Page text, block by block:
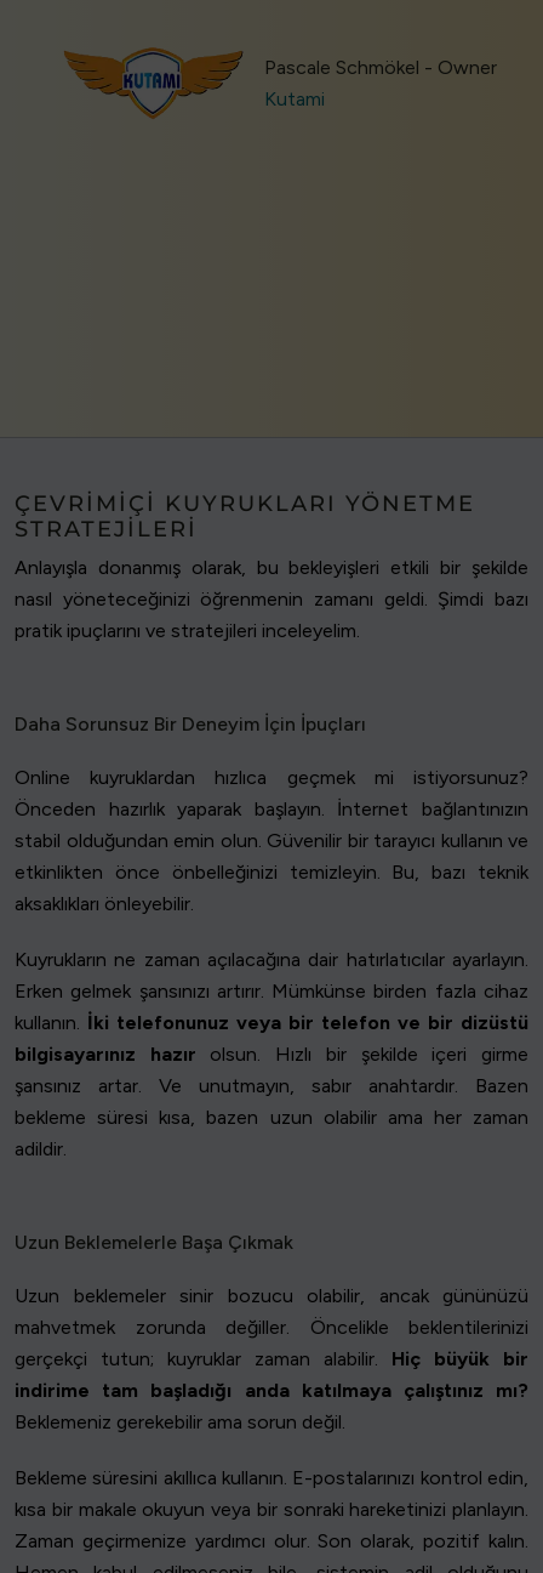
Pascale Schmökel - Owner
Kutami
ÇEVRIMIÇI KUYRUKLARI YÖNETME
STRATEJILERI
Anlayışla donanmış olarak, bu bekleyişleri etkili bir şekilde
nasıl yöneteceğinizi öğrenmenin zamanı geldi. Şimdi bazı
pratik ipuçlarını ve stratejileri inceleyelim.
Daha Sorunsuz Bir Deneyim İçin İpuçları
Online kuyruklardan hızlıca geçmek mi istiyorsunuz?
Önceden hazırlık yaparak başlayın. İnternet bağlantınızın
stabil olduğundan emin olun. Güvenilir bir tarayıcı kullanın ve
etkinlikten önce önbelleğinizi temizleyin. Bu, bazı teknik
aksaklıkları önleyebilir.
Kuyrukların ne zaman açılacağına dair hatırlatıcılar ayarlayın.
Erken gelmek şansınızı artırır. Mümkünse birden fazla cihaz
kullanın. İki telefonunuz veya bir telefon ve bir dizüstü
bilgisayarınız hazır olsun. Hızlı bir şekilde içeri girme
şansınız artar. Ve unutmayın, sabır anahtardır. Bazen
bekleme süresi kısa, bazen uzun olabilir ama her zaman
adildir.
Uzun Beklemelerle Başa Çıkmak
Uzun beklemeler sinir bozucu olabilir, ancak gününüzü
mahvetmek zorunda değiller. Öncelikle beklentilerinizi
gerçekçi tutun; kuyruklar zaman alabilir. Hiç büyük bir
indirime tam başladığı anda katılmaya çalıştınız mı?
Beklemeniz gerekebilir ama sorun değil.
Bekleme süresini akıllıca kullanın. E-postalarınızı kontrol edin,
kısa bir makale okuyun veya bir sonraki hareketinizi planlayın.
Zaman geçirmenize yardımcı olur. Son olarak, pozitif kalın.